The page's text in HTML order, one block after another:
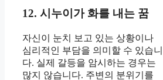
12. 시누이가 화를 내는 꿈
자신이 눈치 보고 있는 상황이나
심리적인 부담을 의미할 수 있습니
다. 실제 갈등을 암시하는 경우는
많지 않습니다. 주변의 분위기를